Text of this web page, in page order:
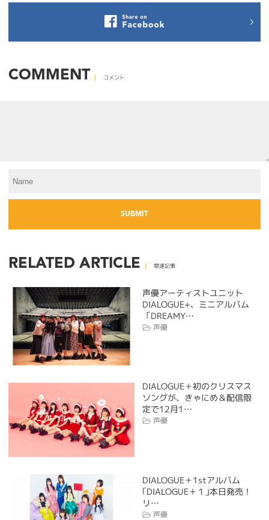
COMMENT コメント
RELATED ARTICLE 関連記事
声優アーティストユニット
DIALOGUE+、ミニアルバム
「DREAMY…
声優
DIALOGUE＋初のクリスマス
ソングが、きゃにめ＆配信限
定で12月1…
声優
DIALOGUE＋1stアルバム
｢DIALOGUE＋１｣本日発売！
リ…
声優